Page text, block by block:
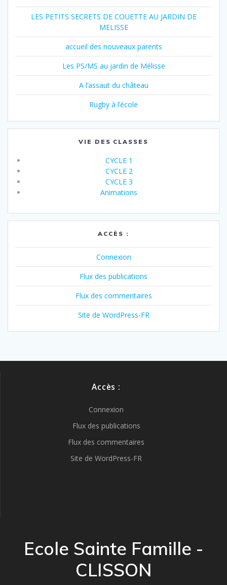
LES PETITS SECRETS DE COUETTE AU JARDIN DE
MELISSE
accueil des nouveaux parents
Les PS/MS au jardin de Mélisse
A l’assaut du château
Rugby à l’école
VIE DES CLASSES
CYCLE 1
CYCLE 2
CYCLE 3
Animations
ACCÈS :
Connexion
Flux des publications
Flux des commentaires
Site de WordPress-FR
Accès :
Connexion
Flux des publications
Flux des commentaires
Site de WordPress-FR
Ecole Sainte Famille -
CLISSON